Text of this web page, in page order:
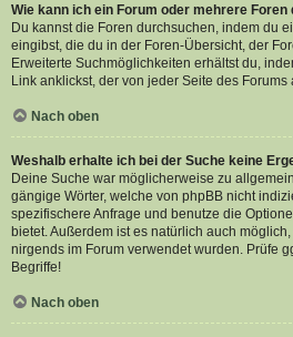
Wie kann ich ein Forum oder mehrere
Du kannst die Foren durchsuchen, indem du
eingibst, die du in der Foren-Übersicht, der
Erweiterte Suchmöglichkeiten erhältst du,
Link anklickst, der von jeder Seite des Forums
Nach oben
Weshalb erhalte ich bei der Suche keine
Deine Suche war möglicherweise zu
gängige Wörter, welche von phpBB nicht
spezifischere Anfrage und benutze die
bietet. Außerdem ist es natürlich auch
nirgends im Forum verwendet wurden. Prüfe
Begriffe!
Nach oben